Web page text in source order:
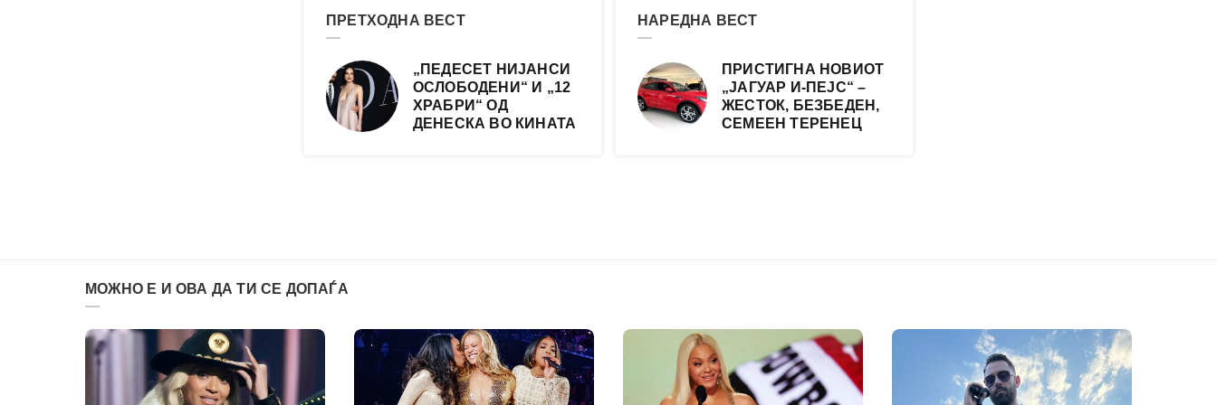
ПРЕТХОДНА ВЕСТ
„ПЕДЕСЕТ НИЈАНСИ
ОСЛОБОДЕНИ“ И „12
ХРАБРИ“ ОД
ДЕНЕСКА ВО КИНАТА
НАРЕДНА ВЕСТ
ПРИСТИГНА НОВИОТ
„ЈАГУАР И-ПЕЈС“ –
ЖЕСТОК, БЕЗБЕДЕН,
СЕМЕЕН ТЕРЕНЕЦ
МОЖНО Е И ОВА ДА ТИ СЕ ДОПАЃА